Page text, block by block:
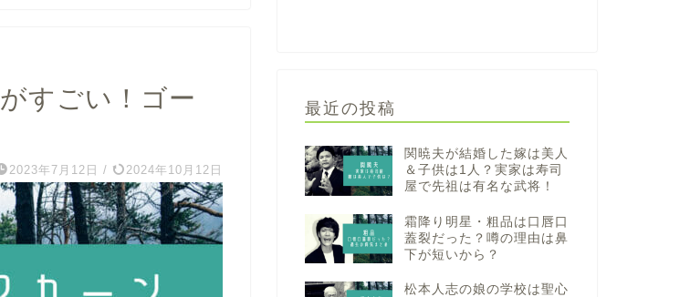
すごい！ゴー
2023年7月12日 / 2024年10月12日
最近の投稿
関暁夫が結婚した嫁は美人
＆子供は1人？実家は寿司
屋で先祖は有名な武将！
霜降り明星・粗品は口唇口
蓋裂だった？噂の理由は鼻
下が短いから？
松本人志の娘の学校は聖心